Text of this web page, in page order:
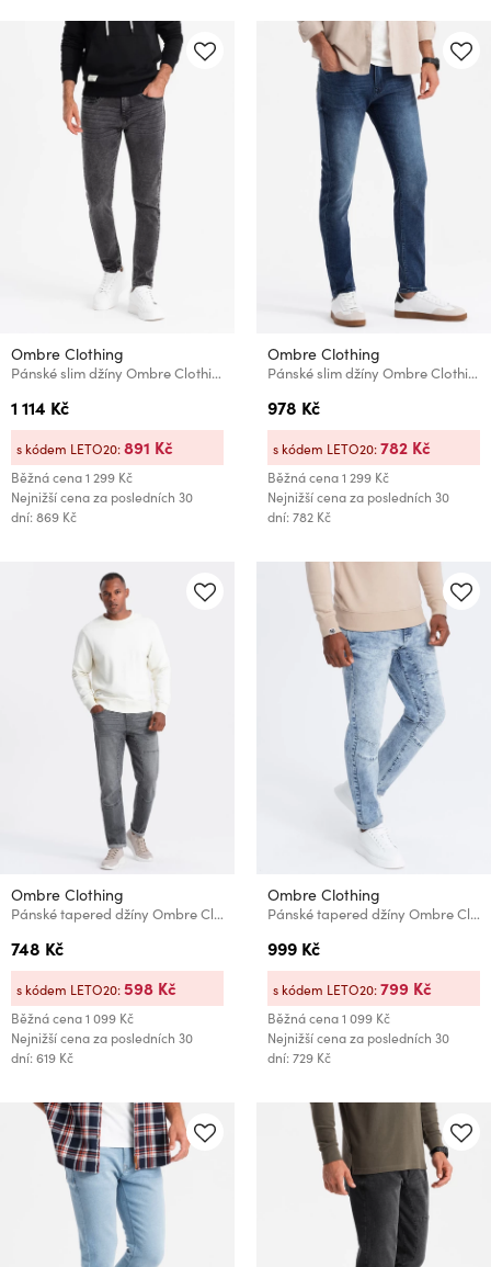
Ombre Clothing
Pánské slim džíny Ombre Clothing
1 114 Kč
Běžná cena1 299 Kč
Nejnižší cena za posledních 30
dní: 869 Kč
s kódem LETO20:891 Kč
Ombre Clothing
Pánské slim džíny Ombre Clothing
978 Kč
Běžná cena1 299 Kč
Nejnižší cena za posledních 30
dní: 782 Kč
s kódem LETO20:782 Kč
Ombre Clothing
Pánské tapered džíny Ombre Clothing
748 Kč
Běžná cena1 099 Kč
Nejnižší cena za posledních 30
dní: 619 Kč
s kódem LETO20:598 Kč
Ombre Clothing
Pánské tapered džíny Ombre Clothing
999 Kč
Běžná cena1 099 Kč
Nejnižší cena za posledních 30
dní: 729 Kč
s kódem LETO20:799 Kč